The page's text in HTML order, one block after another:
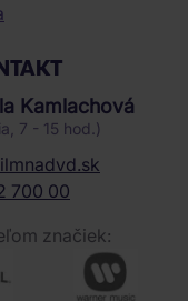
Kamlachová
7 - 15 hod.)
700 00
značiek: